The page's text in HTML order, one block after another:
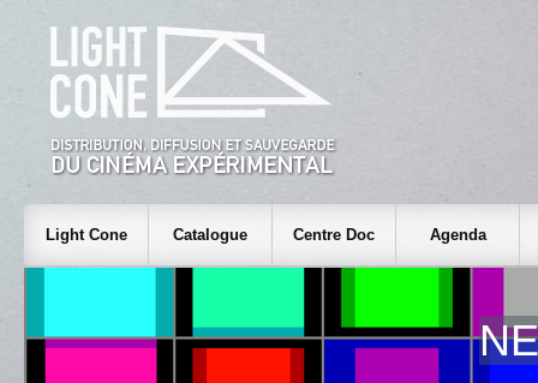
Light Cone Catalogue Centre Doc Agenda